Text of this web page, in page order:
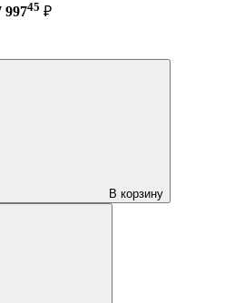
99745 ₽
В корзину